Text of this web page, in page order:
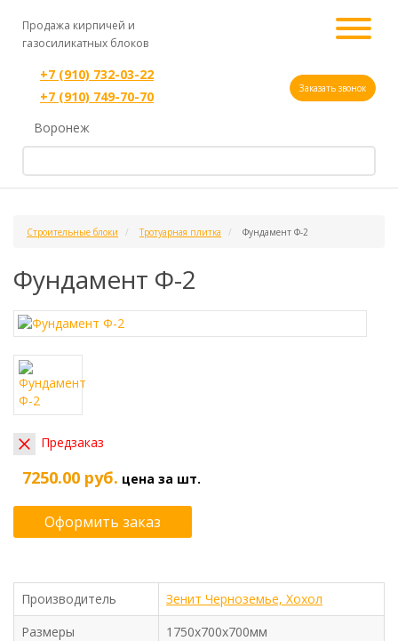
Продажа кирпичей и
газосиликатных блоков
+7 (910) 732-03-22
+7 (910) 749-70-70
Заказать звонок
Воронеж
Строительные блоки Тротуарная плитка Фундамент Ф-2
Фундамент Ф-2
Предзаказ
7250.00 руб. цена за шт.
Оформить заказ
Производитель
Зенит Черноземье, Хохол
Размеры
1750х700х700мм